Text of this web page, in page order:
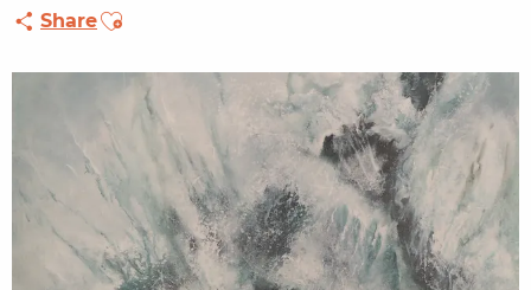
ShareAjouter aux favoris